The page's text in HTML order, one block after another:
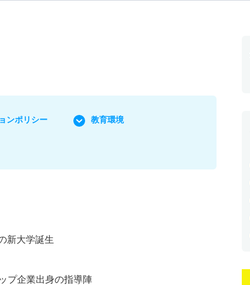
ンポリシー 教育環境
新大学誕生
プ企業出身の指導陣